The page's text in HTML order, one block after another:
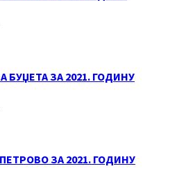
БУЏЕТА ЗА 2021. ГОДИНУ
ЗА 2021. ГОДИНУ